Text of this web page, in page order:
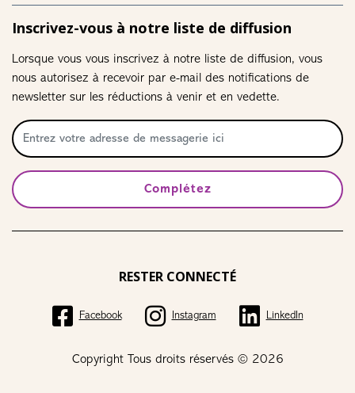
Inscrivez-vous à notre liste de diffusion
Lorsque vous vous inscrivez à notre liste de diffusion, vous
nous autorisez à recevoir par e-mail des notifications de
newsletter sur les réductions à venir et en vedette.
Complétez
Copyright Tous droits réservés © 2026
RESTER CONNECTÉ
Facebook Instagram LinkedIn